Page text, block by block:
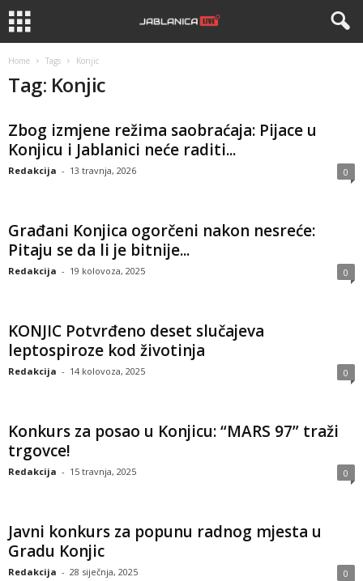
Home Tags Konjic
Tag: Konjic
Zbog izmjene režima saobraćaja: Pijace u
Konjicu i Jablanici neće raditi...
Redakcija - 13 travnja, 2026 0
Građani Konjica ogorčeni nakon nesreće:
Pitaju se da li je bitnije...
Redakcija - 19 kolovoza, 2025 0
KONJIC Potvrđeno deset slučajeva
leptospiroze kod životinja
Redakcija - 14 kolovoza, 2025 0
Konkurs za posao u Konjicu: “MARS 97” traži
trgovce!
Redakcija - 15 travnja, 2025 0
Javni konkurs za popunu radnog mjesta u
Gradu Konjic
Redakcija - 28 siječnja, 2025 0